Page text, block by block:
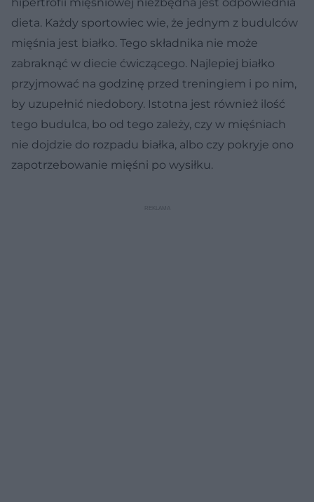
dieta. Każdy sportowiec wie, że jednym z budulców
mięśnia jest białko. Tego składnika nie może
zabraknąć w diecie ćwiczącego. Najlepiej białko
przyjmować na godzinę przed treningiem i po nim,
by uzupełnić niedobory. Istotna jest również ilość
tego budulca, bo od tego zależy, czy w mięśniach
nie dojdzie do rozpadu białka, albo czy pokryje ono
zapotrzebowanie mięśni po wysiłku.